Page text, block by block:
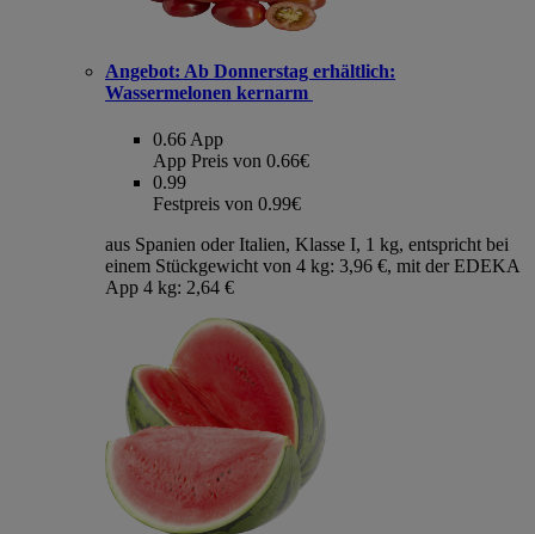
Angebot: Ab Donnerstag erhältlich:
Wassermelonen kernarm
0.66 App
App Preis von 0.66€
0.99
Festpreis von 0.99€
aus Spanien oder Italien, Klasse I, 1 kg, entspricht bei
einem Stückgewicht von 4 kg: 3,96 €, mit der EDEKA
App 4 kg: 2,64 €